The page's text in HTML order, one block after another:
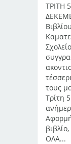
ΤΡΙΤΗ
τους
Τρίτη
ΟΛΑ...